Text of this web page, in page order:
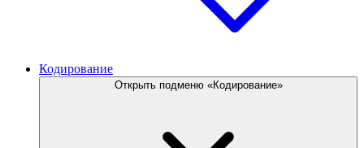
Кодирование
Открыть подменю «Кодирование»